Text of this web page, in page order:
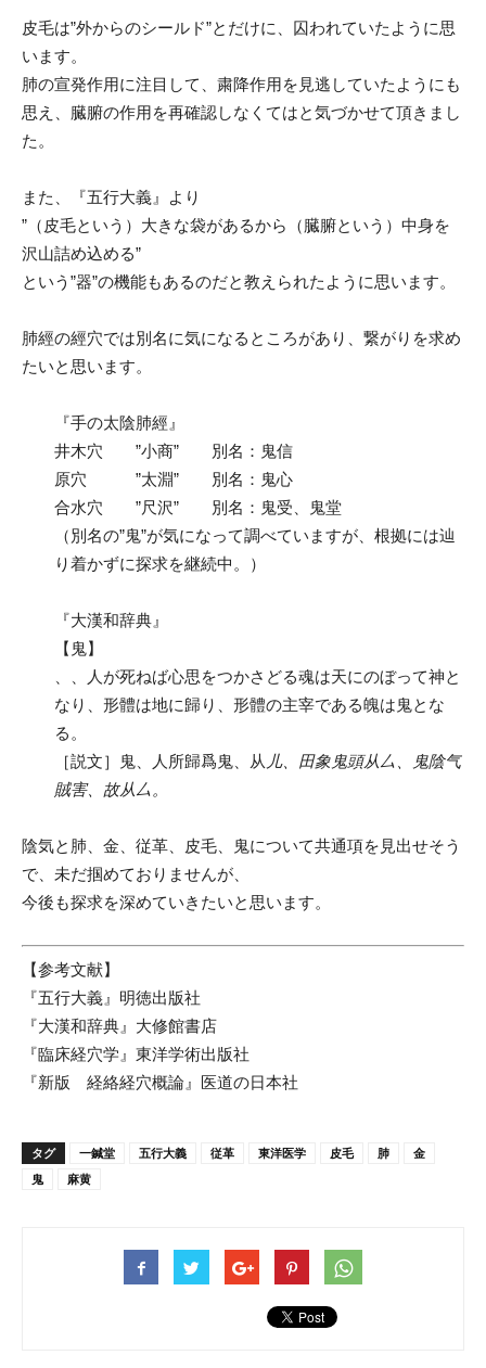
皮毛は”外からのシールド”とだけに、囚われていたように思
います。
肺の宣発作用に注目して、粛降作用を見逃していたようにも
思え、臓腑の作用を再確認しなくてはと気づかせて頂きまし
た。
また、『五行大義』より
”（皮毛という）大きな袋があるから（臓腑という）中身を
沢山詰め込める”
という”器”の機能もあるのだと教えられたように思います。
肺經の經穴では別名に気になるところがあり、繋がりを求め
たいと思います。
『手の太陰肺經』
井木穴 ”小商” 別名：鬼信
原穴 ”太淵” 別名：鬼心
合水穴 ”尺沢” 別名：鬼受、鬼堂
（別名の”鬼”が気になって調べていますが、根拠には辿
り着かずに探求を継続中。）
『大漢和辞典』
【鬼】
、、人が死ねば心思をつかさどる魂は天にのぼって神と
なり、形體は地に歸り、形體の主宰である魄は鬼とな
る。
［説文］鬼、人所歸爲鬼、从 儿、田象鬼頭从厶、鬼陰⽓
賊害、故从厶。
陰気と肺、金、従革、皮毛、鬼について共通項を見出せそう
で、未だ掴めておりませんが、
今後も探求を深めていきたいと思います。
【参考文献】
『五行大義』明徳出版社
『大漢和辞典』大修館書店
『臨床経穴学』東洋学術出版社
『新版 経絡経穴概論』医道の日本社
タグ 一鍼堂 五行大義 従革 東洋医学 皮毛 肺
金
鬼
麻黄